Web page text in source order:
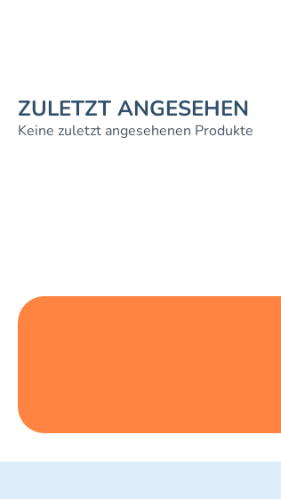
ZULETZT ANGESEHEN
Keine zuletzt angesehenen Produkte